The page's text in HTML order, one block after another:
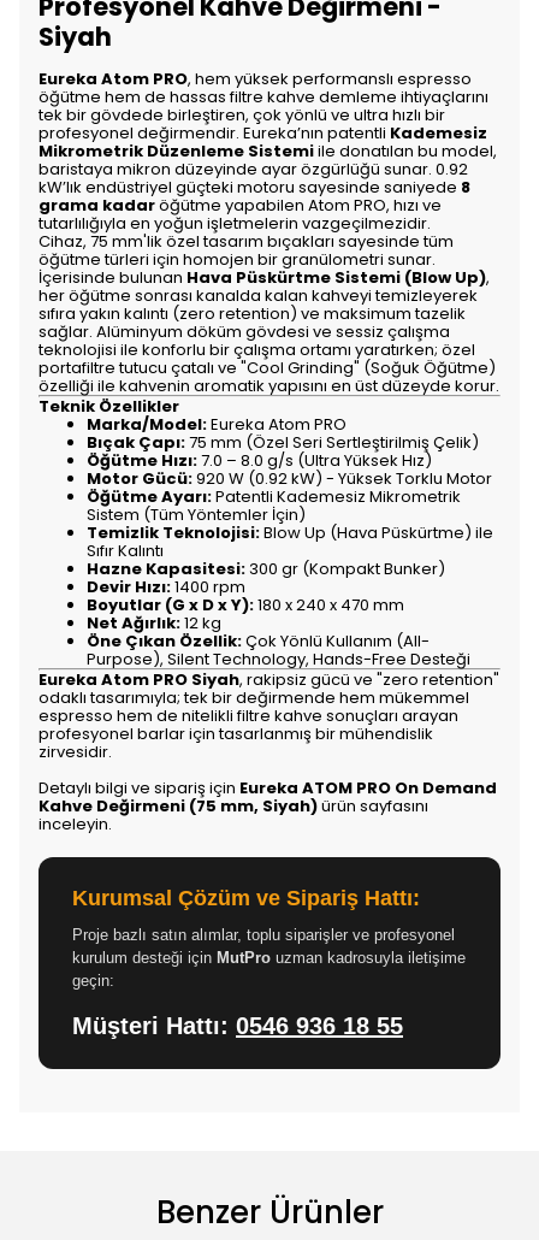
Siyah
Eureka Atom PRO, hem yüksek performanslı espresso
öğütme hem de hassas filtre kahve demleme ihtiyaçlarını
tek bir gövdede birleştiren, çok yönlü ve ultra hızlı bir
profesyonel değirmendir. Eureka’nın patentli Kademesiz
Mikrometrik Düzenleme Sistemiile donatılan bu model,
baristaya mikron düzeyinde ayar özgürlüğü sunar. 0.92
kW’lık endüstriyel güçteki motoru sayesinde saniyede 8
grama kadaröğütme yapabilen Atom PRO, hızı ve
tutarlılığıyla en yoğun işletmelerin vazgeçilmezidir.
Cihaz, 75 mm'lik özel tasarım bıçakları sayesinde tüm
öğütme türleri için homojen bir granülometri sunar.
İçerisinde bulunan Hava Püskürtme Sistemi (Blow Up),
her öğütme sonrası kanalda kalan kahveyi temizleyerek
sıfıra yakın kalıntı (zero retention) ve maksimum tazelik
sağlar. Alüminyum döküm gövdesi ve sessiz çalışma
teknolojisi ile konforlu bir çalışma ortamı yaratırken; özel
portafiltre tutucu çatalı ve "Cool Grinding" (Soğuk Öğütme)
özelliği ile kahvenin aromatik yapısını en üst düzeyde korur.
Teknik Özellikler
Marka/Model:Eureka Atom PRO
Bıçak Çapı:75 mm (Özel Seri Sertleştirilmiş Çelik)
Öğütme Hızı:7.0 – 8.0 g/s (Ultra Yüksek Hız)
Motor Gücü:920 W (0.92 kW) - Yüksek Torklu Motor
Öğütme Ayarı:Patentli Kademesiz Mikrometrik
Sistem (Tüm Yöntemler İçin)
Temizlik Teknolojisi:Blow Up (Hava Püskürtme) ile
Sıfır Kalıntı
Hazne Kapasitesi:300 gr (Kompakt Bunker)
Devir Hızı:1400 rpm
Boyutlar (G x D x Y):180 x 240 x 470 mm
Net Ağırlık:12 kg
Öne Çıkan Özellik:Çok Yönlü Kullanım (All-
Purpose), Silent Technology, Hands-Free Desteği
Eureka Atom PRO Siyah, rakipsiz gücü ve "zero retention"
odaklı tasarımıyla; tek bir değirmende hem mükemmel
espresso hem de nitelikli filtre kahve sonuçları arayan
profesyonel barlar için tasarlanmış bir mühendislik
zirvesidir.
Detaylı bilgi ve sipariş için Eureka ATOM PRO On Demand
Kahve Değirmeni (75 mm, Siyah)ürün sayfasını
inceleyin.
Kurumsal Çözüm ve Sipariş Hattı:
Proje bazlı satın alımlar, toplu siparişler ve profesyonel
kurulum desteği için MutPro uzman kadrosuyla iletişime
geçin:
Müşteri Hattı: 0546 936 18 55
Benzer Ürünler